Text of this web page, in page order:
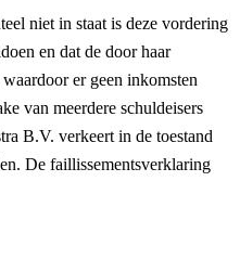
niet in staat is deze vordering
en dat de door haar
er geen inkomsten
van meerdere schuldeisers
B.V. verkeert in de toestand
De faillissementsverklaring